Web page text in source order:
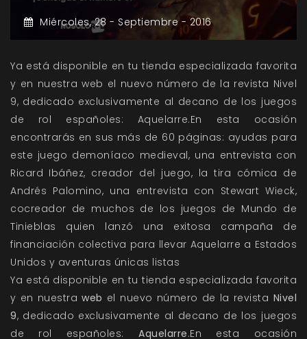
Miércoles,28 - Septiembre - 2016
Ya está disponible en tu tienda especializada favorita
y en nuestra web el nuevo número de la revista Nivel
9, dedicado exclusivamente al decano de los juegos
de rol españoles: Aquelarre.En esta ocasión
encontrarás en sus más de 60 páginas: ayudas para
este juego demoníaco medieval, una entrevista con
Ricard Ibáñez, creador del juego, la tira cómica de
Andrés Palomino, una entrevista con Stewart Wieck,
cocreador de muchos de los juegos de Mundo de
Tinieblas quien lanzó una exitosa campaña de
financiación colectiva para llevar Aquelarre a Estados
Unidos y aventuras únicas listas
Ya está disponible en tu tienda especializada favorita
y en nuestraweb el nuevo número de la revista Nivel
9, dedicado exclusivamente al decano de los juegos
de rol españoles:Aquelarre.En esta ocasión